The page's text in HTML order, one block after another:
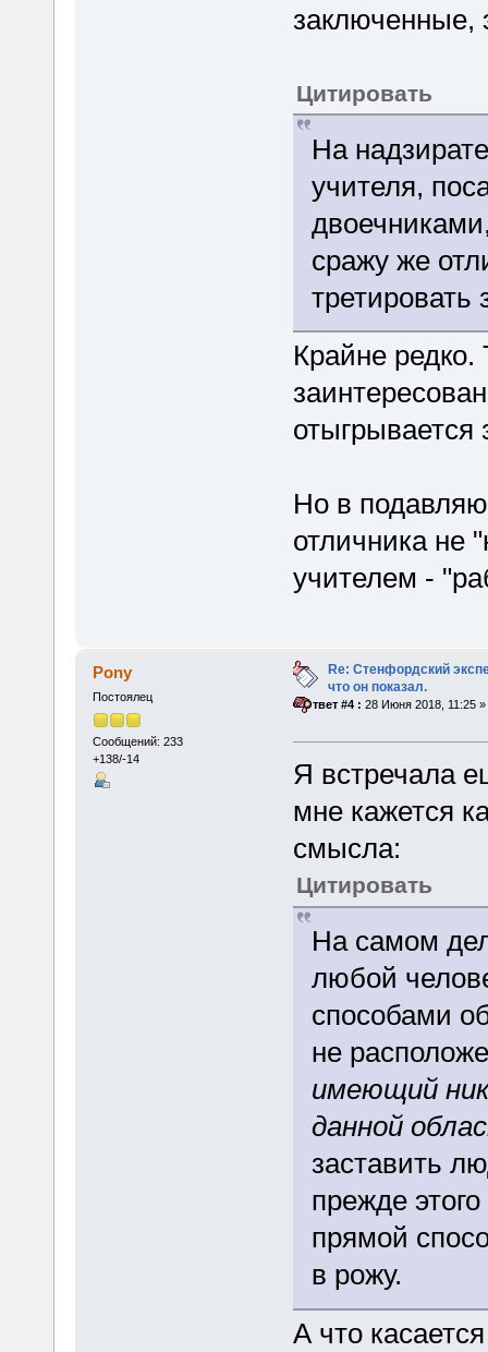
заключенные,
Цитировать
На
учителя,
сражу же
Крайне редко.
Но в
отличника не
учителем -
Pony
Постоялец
Сообщений: 233
+138/-14
Re: Стенфордский
что он показал.
«Ответ #4 : 28 Июня 2018, 11:25 »
Я встречала
мне кажется
смысла:
Цитировать
На самом
любой
способами
не
имеющий
данной
заставить
прежде
прямой
в рожу.
А что